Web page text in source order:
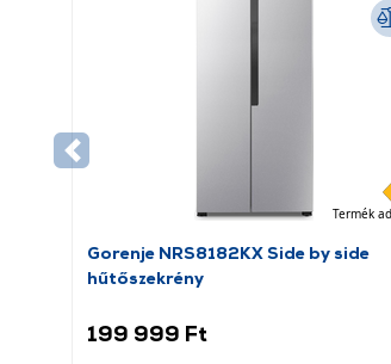
Termék
Gorenje NRS8182KX Side by side
hűtőszekrény
199 999 Ft